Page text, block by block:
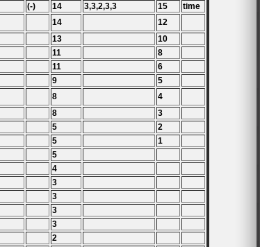
(-) 14 3,3,2,3,3 15
time
14
12
13
10
11
8
11
6
9
5
8
4
8
3
5
2
5
1
5
4
3
3
3
3
2